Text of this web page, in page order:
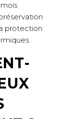
protection